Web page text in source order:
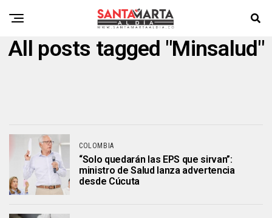
All posts tagged "Minsalud"
COLOMBIA
“Solo quedarán las EPS que sirvan”:
ministro de Salud lanza advertencia
desde Cúcuta